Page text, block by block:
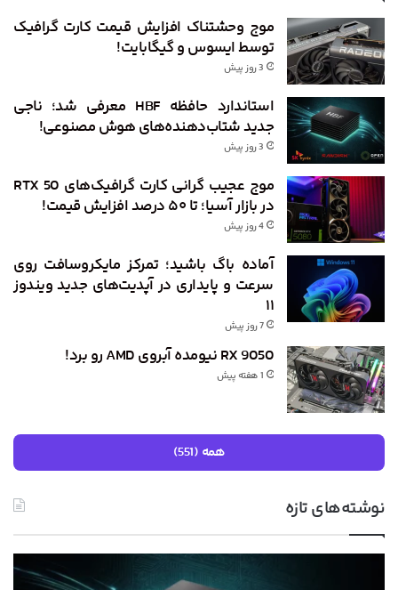
موج وحشتناک افزایش قیمت کارت گرافیک
توسط ایسوس و گیگابایت!
3 روز پیش
استاندارد حافظه HBF معرفی شد؛ ناجی
جدید شتاب‌دهنده‌های هوش مصنوعی!
3 روز پیش
موج عجیب گرانی کارت گرافیک‌های RTX 50
در بازار آسیا؛ تا ۵۰ درصد افزایش قیمت!
4 روز پیش
آماده باگ باشید؛ تمرکز مایکروسافت روی
سرعت و پایداری در آپدیت‌های جدید ویندوز
۱۱
7 روز پیش
RX 9050 نیومده آبروی AMD رو برد!
1 هفته پیش
همه (551)
نوشته‌های تازه